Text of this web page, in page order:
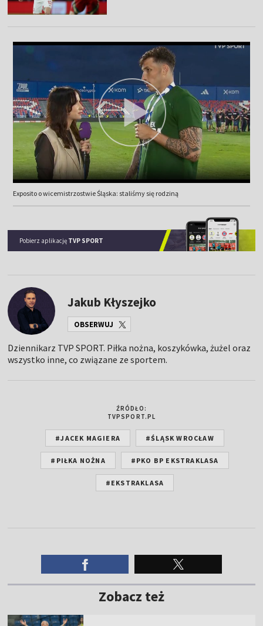
Exposito o wicemistrzostwie Śląska: staliśmy się rodziną
Pobierz aplikację TVP SPORT
Jakub Kłyszejko
OBSERWUJ
Dziennikarz TVP SPORT. Piłka nożna, koszykówka, żużel oraz
wszystko inne, co związane ze sportem.
ŹRÓDŁO:
TVPSPORT.PL
#JACEK MAGIERA #ŚLĄSK WROCŁAW
#PIŁKA NOŻNA #PKO BP EKSTRAKLASA
#EKSTRAKLASA
Zobacz też